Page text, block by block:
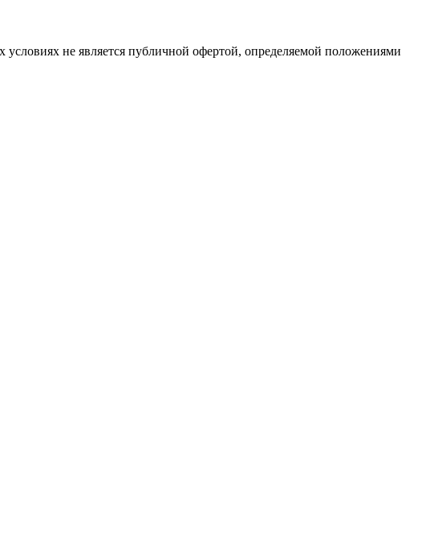
не является публичной офертой, определяемой положениями